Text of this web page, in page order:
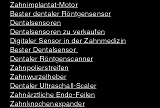
Zahnimplantat-Motor
Bester dentaler Röntgensensor
Dentalsensoren
Dentalsensoren zu verkaufen
Digitaler Sensor in der Zahnmedizin
Bester Dentalsensor
Dentaler Röntgenscanner
Zahnpolierstreifen
Zahnwurzelheber
Dentaler Ultraschall-Scaler
Zahnärztliche Endo-Feilen
Zahnknochenexpander